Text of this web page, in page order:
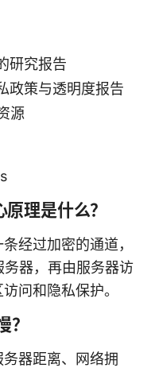
研究报告
政策与透明度报告
源
理是什么？
经过加密的通道，
器，再由服务器访
问和隐私保护。
？
器距离、网络拥